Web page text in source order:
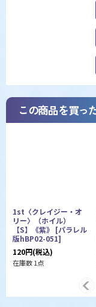
この商品を買っ
1st〈クレイジー・オ
リー〉（ホイル）
【S】《紫》 [パラレル
版hBP02-051]
120円(税込)
在庫数 1点